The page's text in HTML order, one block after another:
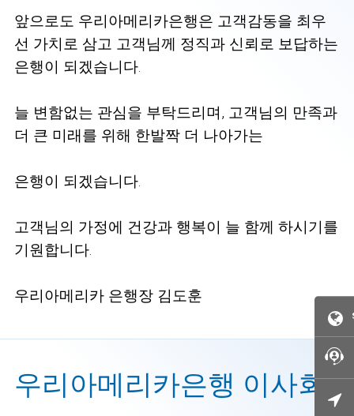
앞으로도 우리아메리카은행은 고객감동을 최우
선 가치로 삼고 고객님께 정직과 신뢰로 보답하는
은행이 되겠습니다.
늘 변함없는 관심을 부탁드리며, 고객님의 만족과
더 큰 미래를 위해 한발짝 더 나아가는
은행이 되겠습니다.
고객님의 가정에 건강과 행복이 늘 함께 하시기를
기원합니다.
우리아메리카 은행장 김도훈
우리아메리카은행 이사회